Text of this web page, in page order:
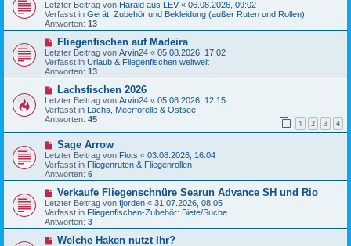
i
t
r
a
g
u
e
r
B
e
i
t
r
a
g
Letzter Beitrag von Harald aus LEV « 06.08.2026, 09:02
Verfasst in Gerät, Zubehör und Bekleidung (außer Ruten und Rollen)
Antworten: 13
N
e
u
e
r
B
e
i
t
r
a
g
Fliegenfischen auf Madeira
Letzter Beitrag von Arvin24 « 05.08.2026, 17:02
Verfasst in Urlaub & Fliegenfischen weltweit
Antworten: 13
N
e
u
e
r
B
e
i
t
r
a
g
Lachsfischen 2026
Letzter Beitrag von Arvin24 « 05.08.2026, 12:15
Verfasst in Lachs, Meerforelle & Ostsee
Antworten: 45 1 2 3 4
N
e
u
e
r
B
e
i
t
r
a
Sage Arrow
Letzter Beitrag von Flots « 03.08.2026, 16:04
Verfasst in Fliegenruten & Fliegenrollen
Antworten: 6
N
e
u
e
r
B
Verkaufe Fliegenschnüre Searun Advance SH und Rio
Letzter Beitrag von fjorden « 31.07.2026, 08:05
Verfasst in Fliegenfischen-Zubehör: Biete/Suche
Antworten: 3
NWelche Haken nutzt Ihr?